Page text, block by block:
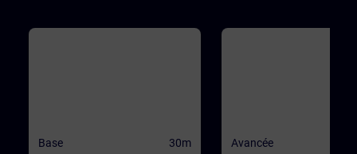
Base 30m Avancée